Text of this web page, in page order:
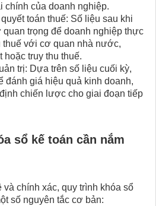
chính của doanh nghiệp.
toán thuế: Số liệu sau khi
quan trọng để doanh nghiệp thực
thuế với cơ quan nhà nước,
hoặc truy thu thuế.
trị: Dựa trên số liệu cuối kỳ,
đánh giá hiệu quả kinh doanh,
chiến lược cho giai đoạn tiếp
sổ kế toán​ cần nắm
chính xác, quy trình khóa sổ
số nguyên tắc cơ bản: